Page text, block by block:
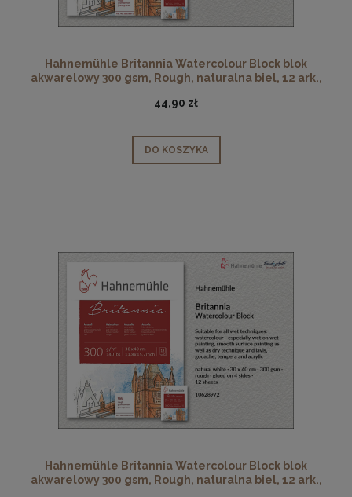
Hahnemühle Britannia Watercolour Block blok
akwarelowy 300 gsm, Rough, naturalna biel, 12 ark.,
44,90 zł
DO KOSZYKA
Hahnemühle Britannia Watercolour Block blok
akwarelowy 300 gsm, Rough, naturalna biel, 12 ark.,